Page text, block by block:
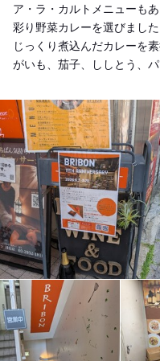
ア・ラ・カルトメニューも
彩り野菜カレーを選びました
じっくり煮込んだカレーを
がいも、茄子、ししとう、